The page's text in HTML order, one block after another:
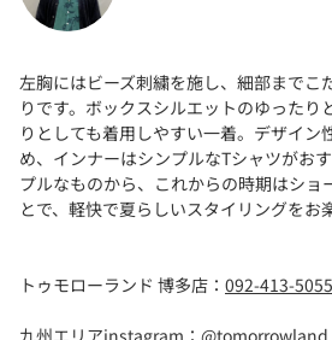
左胸にはビーズ刺繍を施し、細部までこ
りです。ボックスシルエットのゆったり
りとしても着用しやすい一着。デザイン
め、インナーはシンプルなTシャツがお
プルなものから、これからの時期はショ
とで、軽快で夏らしいスタイリングをお
トゥモローランド 博多店： 092-413-5055
九州エリアinstagram：